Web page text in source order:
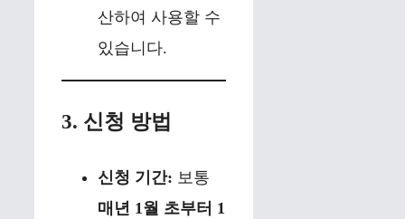
산하여 사용할 수
있습니다.
3. 신청 방법
신청 기간: 보통
매년 1월 초부터 1